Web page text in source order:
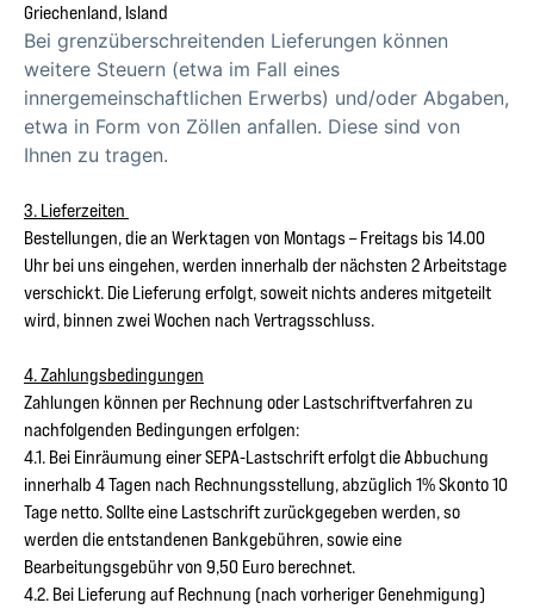
Griechenland, Island
Bei grenzüberschreitenden Lieferungen können
weitere Steuern (etwa im Fall eines
innergemeinschaftlichen Erwerbs) und/oder Abgaben,
etwa in Form von Zöllen anfallen. Diese sind von
Ihnen zu tragen.
3. Lieferzeiten
Bestellungen, die an Werktagen von Montags – Freitags bis 14.00
Uhr bei uns eingehen, werden innerhalb der nächsten 2 Arbeitstage
verschickt. Die Lieferung erfolgt, soweit nichts anderes mitgeteilt
wird, binnen zwei Wochen nach Vertragsschluss.
4. Zahlungsbedingungen
Zahlungen können per Rechnung oder Lastschriftverfahren zu
nachfolgenden Bedingungen erfolgen:
4.1. Bei Einräumung einer SEPA-Lastschrift erfolgt die Abbuchung
innerhalb 4 Tagen nach Rechnungsstellung, abzüglich 1% Skonto 10
Tage netto. Sollte eine Lastschrift zurückgegeben werden, so
werden die entstandenen Bankgebühren, sowie eine
Bearbeitungsgebühr von 9,50 Euro berechnet.
4.2. Bei Lieferung auf Rechnung (nach vorheriger Genehmigung)